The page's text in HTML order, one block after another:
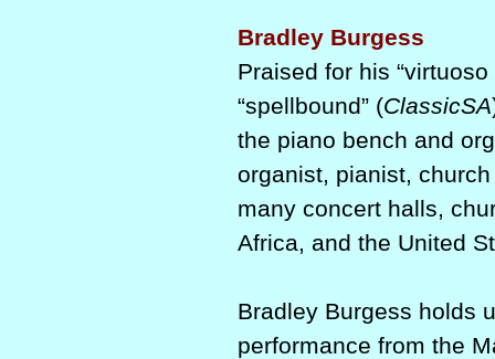
Bradley Burgess
Praised for his
“spellbound” (ClassicSA
the piano bench and
organist, pianist,
many concert halls,
Africa, and the United
Bradley Burgess holds
performance from the